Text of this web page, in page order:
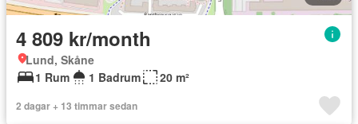
4 809 kr/month
Lund, Skåne
1 Rum
1 Badrum 20 m²
2 dagar + 13 timmar sedan